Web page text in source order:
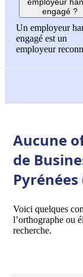
employeur
engagé ?
Un employeur
engagé est un
employeur
Aucune
de
Pyrénées
Voici quelques
l’orthographe ou
recherche.